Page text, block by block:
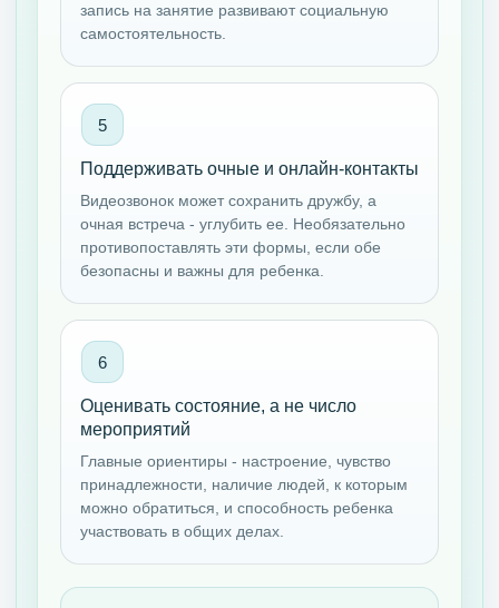
запись на занятие развивают социальную
самостоятельность.
Поддерживать очные и онлайн-контакты
Видеозвонок может сохранить дружбу, а
очная встреча - углубить ее. Необязательно
противопоставлять эти формы, если обе
безопасны и важны для ребенка.
Оценивать состояние, а не число
мероприятий
Главные ориентиры - настроение, чувство
принадлежности, наличие людей, к которым
можно обратиться, и способность ребенка
участвовать в общих делах.